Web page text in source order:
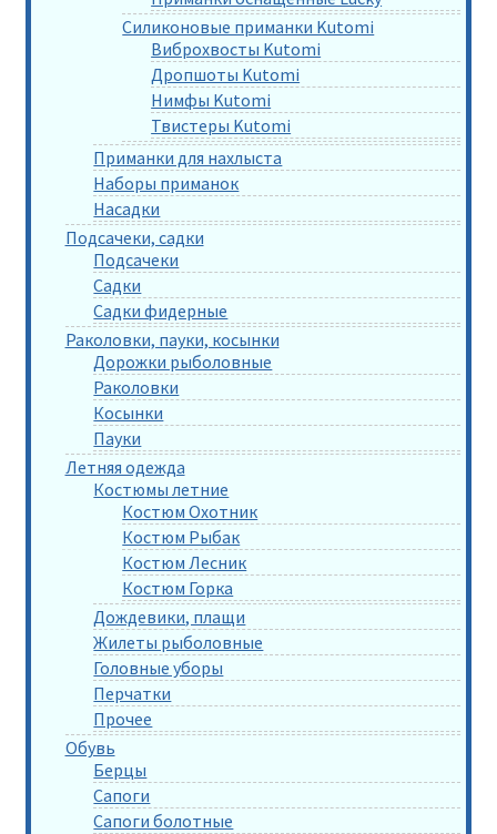
Силиконовые приманки Kutomi
Виброхвосты Kutomi
Дропшоты Kutomi
Нимфы Kutomi
Твистеры Kutomi
Приманки для нахлыста
Наборы приманок
Насадки
Подсачеки, садки
Подсачеки
Садки
Садки фидерные
Раколовки, пауки, косынки
Дорожки рыболовные
Раколовки
Косынки
Пауки
Летняя одежда
Костюмы летние
Костюм Охотник
Костюм Рыбак
Костюм Лесник
Костюм Горка
Дождевики, плащи
Жилеты рыболовные
Головные уборы
Перчатки
Прочее
Обувь
Берцы
Сапоги
Сапоги болотные